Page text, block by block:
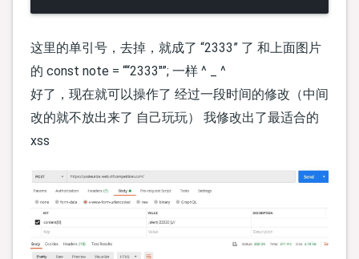
这里的单引号，去掉，就成了 “2333” 了 和上面图片
的 const note = ““2333"”; 一样 ^ _ ^
好了，现在就可以操作了 经过一段时间的修改（中间
改的就不放出来了 自己玩玩） 我修改出了最适合的
xss